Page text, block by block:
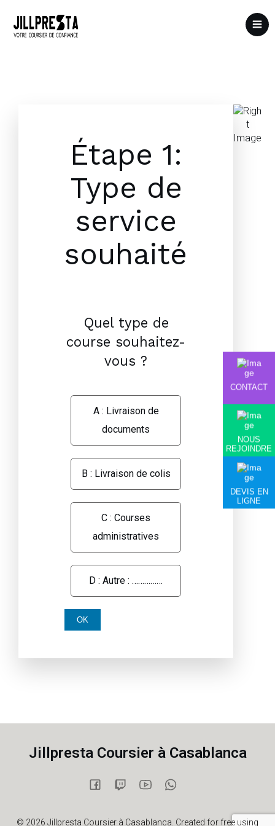
Étape 1:
Type de
service
souhaité
Quel type de
course souhaitez-
vous ?
A : Livraison de
documents
B : Livraison de colis
C : Courses
administratives
D : Autre : ……………
OK
Jillpresta Coursier à Casablanca
© 2026 Jillpresta Coursier à Casablanca. Created for free using
CONTACT
NOUS
REJOINDRE
DEVIS EN
LIGNE